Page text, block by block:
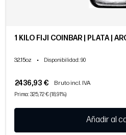
1 KILO FIJI COINBAR | PLATA |
32.15oz • Disponibilidad: 90
2436,93 € Bruto incl. IVA
Prima: 325,72 € (18,91%)
Añadir al